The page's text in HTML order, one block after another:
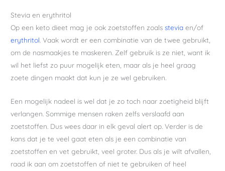
Stevia en erythritol
Op een keto dieet mag je ook zoetstoffen zoalsstevia en/of
erythritol. Vaak wordt er een combinatie van de twee gebruikt,
om de nasmaakjes te maskeren. Zelf gebruik is ze niet, want ik
wil het liefst zo puur mogelijk eten, maar als je heel graag
zoete dingen maakt dat kun je ze wel gebruiken.
Een mogelijk nadeel is wel dat je zo toch naar zoetigheid blijft
verlangen. Sommige mensen raken zelfs verslaafd aan
zoetstoffen. Dus wees daar in elk geval alert op. Verder is de
kans dat je te veel gaat eten als je een combinatie van
zoetstoffen en vet gebruikt, veel groter. Dus als je wilt afvallen,
raad ik aan om zoetstoffen of niet te gebruiken of heel